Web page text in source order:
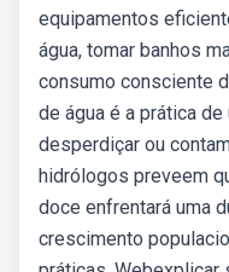
equipamentos
água, tomar banhos
consumo consciente
de água é a prática
desperdiçar ou
hidrólogos preveem
doce enfrentará uma
crescimento